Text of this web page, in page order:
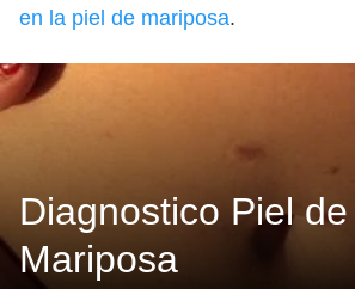
en la piel de mariposa.
Diagnostico Piel de
Mariposa